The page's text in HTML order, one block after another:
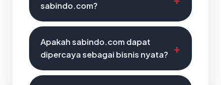
sabindo.com?
Apakah sabindo.com dapat
dipercaya sebagai bisnis nyata?